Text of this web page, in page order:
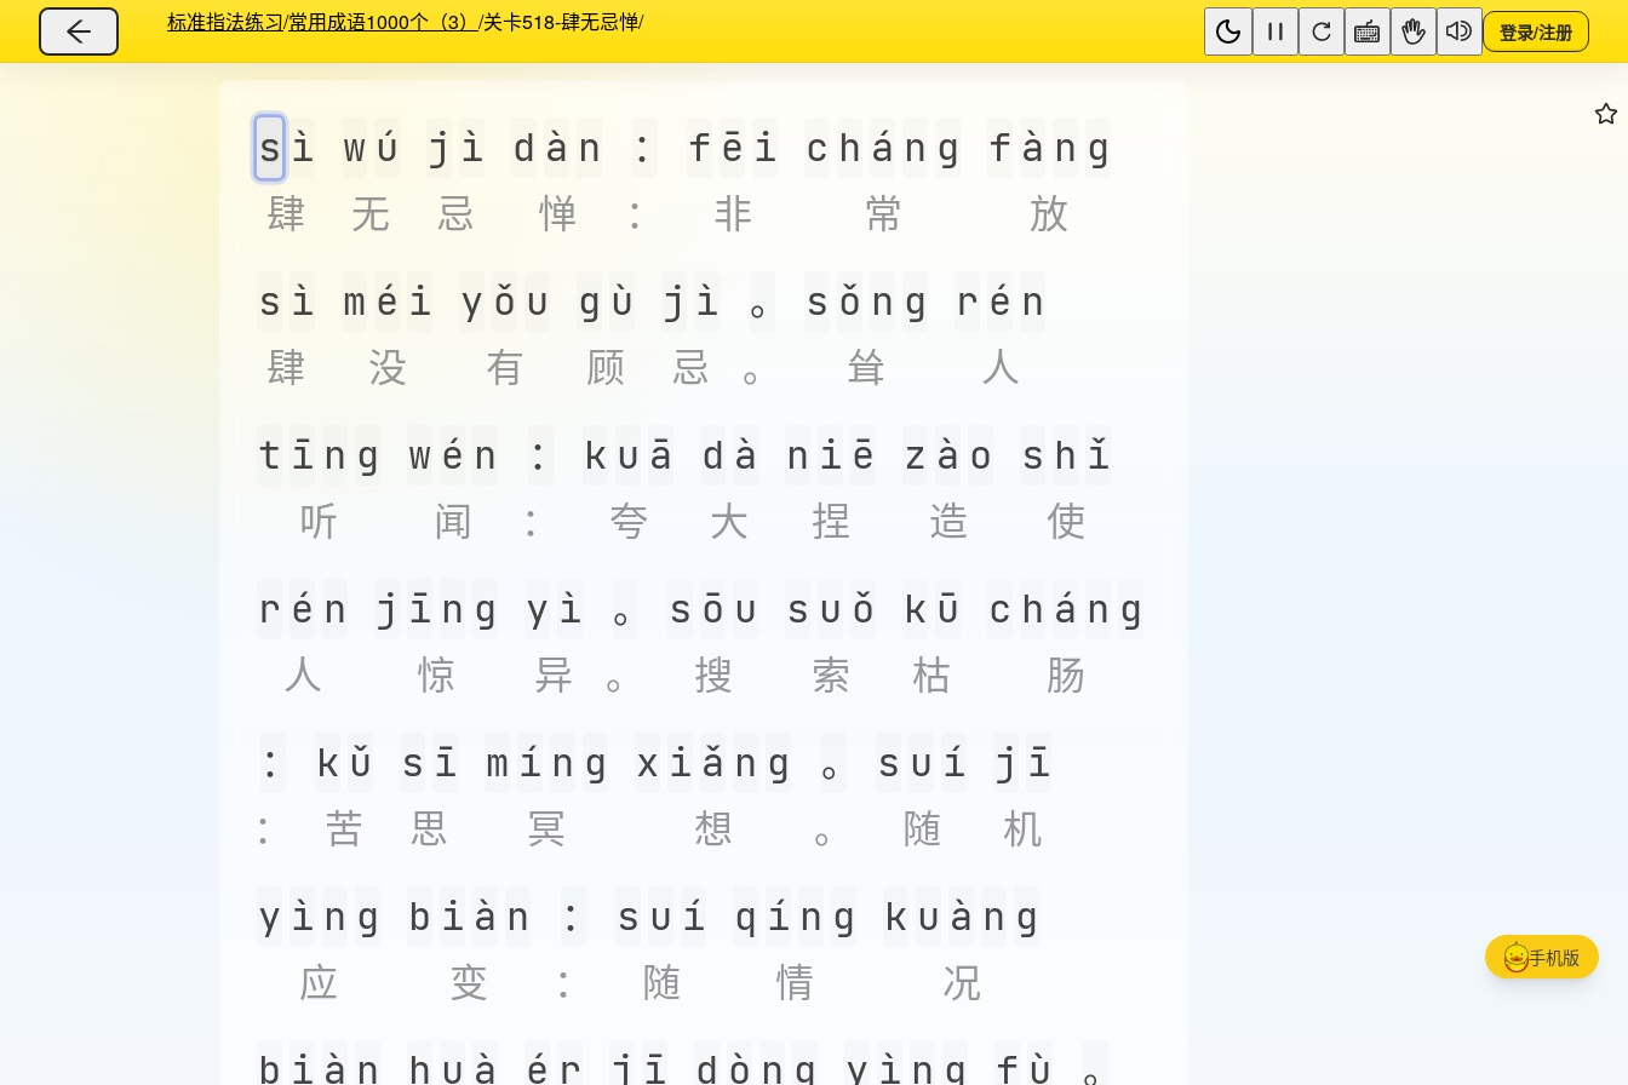
标准指法练习/常用成语1000个（3） /关卡518-肆无忌惮/ 登录/注册
s ì
肆
w ú
无
j ì
忌
d à n
惮
：
：
f ē i
非
c h á n g
常
f à n g
放
s ì
肆
m é i
没
y ǒ u
有
g ù
顾
j ì
忌
。
。
s ǒ n g
耸
r é n
人
t ī n g
听
w é n
闻
：
：
k u ā
夸
d à
大
n i ē
捏
z à o
造
s h ǐ
使
r é n
人
j ī n g
惊
y ì
异
。
。
s ō u
搜
s u ǒ
索
k ū
枯
c h á n g
肠
：
：
k ǔ
苦
s ī
思
m í n g
冥
x i ǎ n g
想
。
。
s u í
随
j ī
机
y ì n g
应
b i à n
变
：
：
s u í
随
q í n g
情
k u à n g
况
b i à n h u à é r j ī d ò n g y ì n g f ù 。
手机版